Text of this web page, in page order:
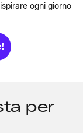
ogni giorno
per